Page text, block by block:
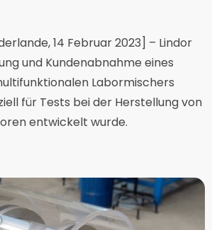
14 Februar 2023] – Lindor
und Kundenabnahme eines
Labormischers
für Tests bei der Herstellung von
entwickelt wurde.